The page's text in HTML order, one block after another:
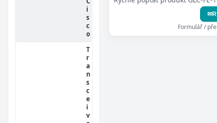
i
s
c
o
T
r
a
n
s
c
e
i
v
✉
Formulář /